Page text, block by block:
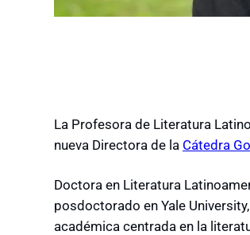
La Profesora de Literatura
nueva Directora de la Cátedra
Doctora en Literatura
posdoctorado en Yale
académica centrada en la